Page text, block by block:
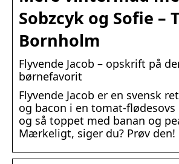
Sobzcyk og Sofie –
Bornholm
Flyvende Jacob – opskrift på
børnefavorit
Flyvende Jacob er en svensk
og bacon i en tomat-
og så toppet med banan og
Mærkeligt, siger du? Prøv den!